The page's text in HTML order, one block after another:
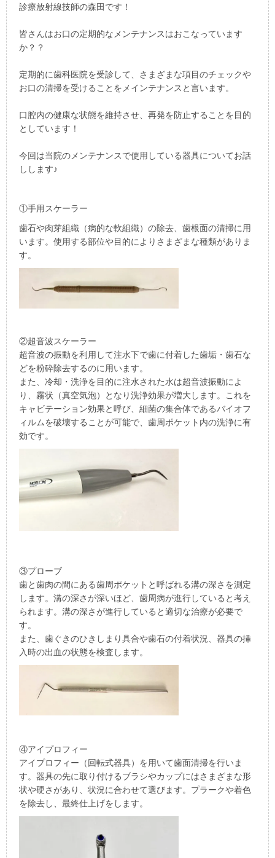
診療放射線技師の森田です！
皆さんはお口の定期的なメンテナンスはおこなっています
か？？
定期的に歯科医院を受診して、さまざまな項目のチェックや
お口の清掃を受けることをメインテナンスと言います。
口腔内の健康な状態を維持させ、再発を防止することを目的
としています！
今回は当院のメンテナンスで使用している器具についてお話
しします♪
①手用スケーラー
歯石や肉芽組織（病的な軟組織）の除去、歯根面の清掃に用
います。使用する部位や目的によりさまざまな種類がありま
す。
②超音波スケーラー
超音波の振動を利用して注水下で歯に付着した歯垢・歯石な
どを粉砕除去するのに用います。
また、冷却・洗浄を目的に注水された水は超音波振動によ
り、霧状（真空気泡）となり洗浄効果が増大します。これを
キャビテーション効果と呼び、細菌の集合体であるバイオフ
ィルムを破壊することが可能で、歯周ポケット内の洗浄に有
効です。
③プローブ
歯と歯肉の間にある歯周ポケットと呼ばれる溝の深さを測定
します。溝の深さが深いほど、歯周病が進行していると考え
られます。溝の深さが進行していると適切な治療が必要で
す。
また、歯ぐきのひきしまり具合や歯石の付着状況、器具の挿
入時の出血の状態を検査します。
④アイプロフィー
アイプロフィー（回転式器具）を用いて歯面清掃を行いま
す。器具の先に取り付けるブラシやカップにはさまざまな形
状や硬さがあり、状況に合わせて選びます。プラークや着色
を除去し、最終仕上げをします。